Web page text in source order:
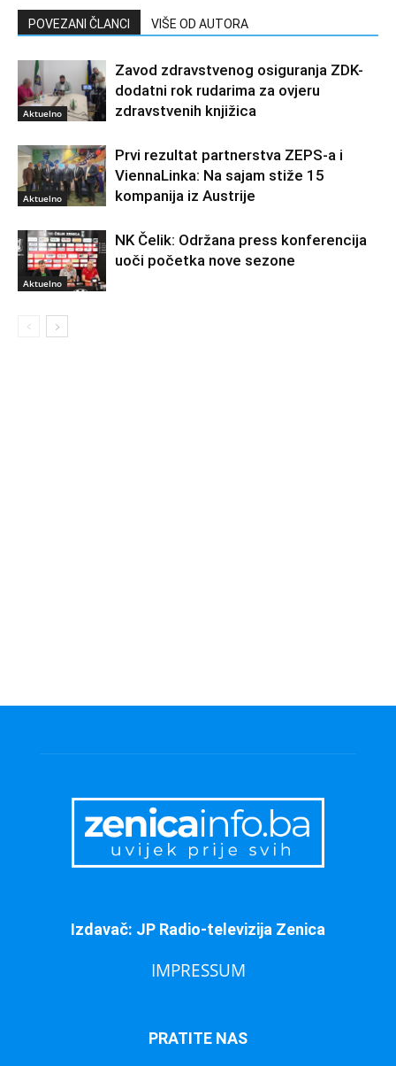
POVEZANI ČLANCI VIŠE OD AUTORA
Aktuelno
Zavod zdravstvenog osiguranja ZDK-
dodatni rok rudarima za ovjeru
zdravstvenih knjižica
Aktuelno
Prvi rezultat partnerstva ZEPS-a i
ViennaLinka: Na sajam stiže 15
kompanija iz Austrije
Aktuelno
NK Čelik: Održana press konferencija
uoči početka nove sezone
Izdavač: JP Radio-televizija Zenica
IMPRESSUM
PRATITE NAS